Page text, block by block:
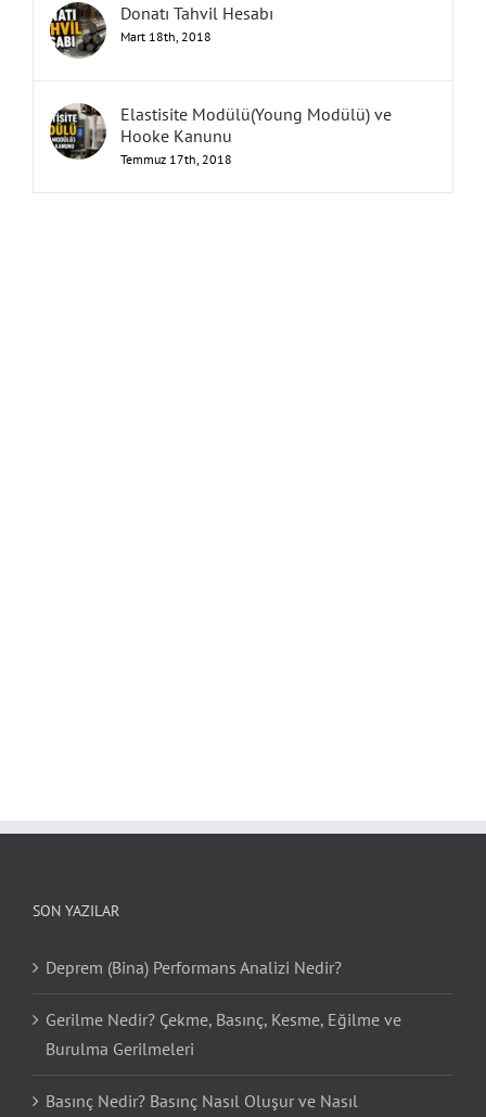
Donatı Tahvil Hesabı
Mart 18th, 2018
Elastisite Modülü(Young Modülü) ve
Hooke Kanunu
Temmuz 17th, 2018
SON YAZILAR
Deprem (Bina) Performans Analizi Nedir?
Gerilme Nedir? Çekme, Basınç, Kesme, Eğilme ve
Burulma Gerilmeleri
Basınç Nedir? Basınç Nasıl Oluşur ve Nasıl